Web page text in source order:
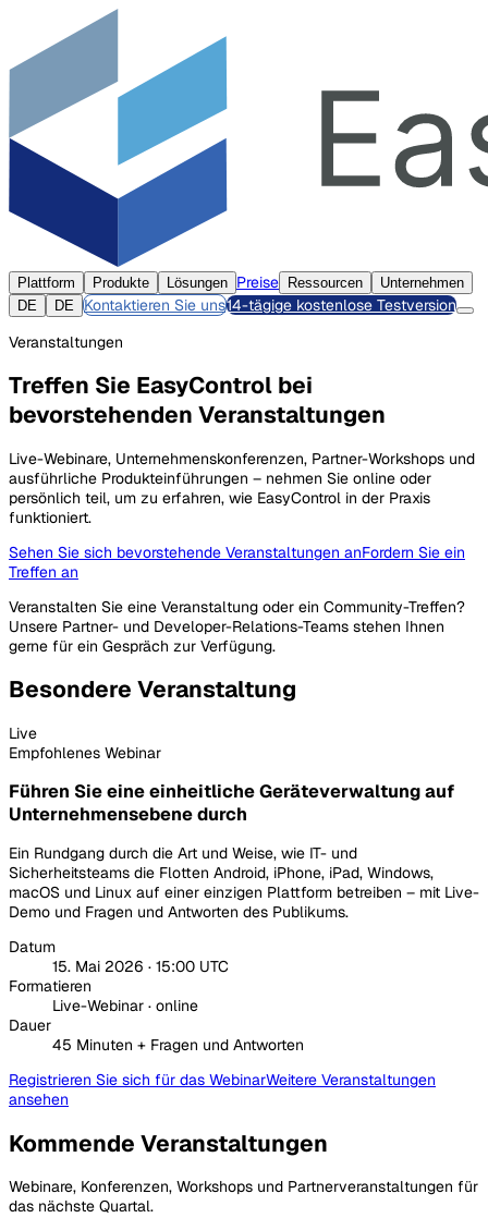
Plattform Produkte Lösungen Preise Ressourcen
Unternehmen
DE
DE Kontaktieren Sie uns14-tägige kostenlose Testversion
Veranstaltungen
Treffen Sie EasyControl bei
bevorstehenden Veranstaltungen
Live-Webinare, Unternehmenskonferenzen, Partner-Workshops und
ausführliche Produkteinführungen – nehmen Sie online oder
persönlich teil, um zu erfahren, wie EasyControl in der Praxis
funktioniert.
Sehen Sie sich bevorstehende Veranstaltungen anFordern Sie ein
Treffen an
Veranstalten Sie eine Veranstaltung oder ein Community-Treffen?
Unsere Partner- und Developer-Relations-Teams stehen Ihnen
gerne für ein Gespräch zur Verfügung.
Besondere Veranstaltung
Live
Empfohlenes Webinar
Führen Sie eine einheitliche Geräteverwaltung auf
Unternehmensebene durch
Ein Rundgang durch die Art und Weise, wie IT- und
Sicherheitsteams die Flotten Android, iPhone, iPad, Windows,
macOS und Linux auf einer einzigen Plattform betreiben – mit Live-
Demo und Fragen und Antworten des Publikums.
Datum
15. Mai 2026 · 15:00 UTC
Formatieren
Live-Webinar · online
Dauer
45 Minuten + Fragen und Antworten
Registrieren Sie sich für das WebinarWeitere Veranstaltungen
ansehen
Kommende Veranstaltungen
Webinare, Konferenzen, Workshops und Partnerveranstaltungen für
das nächste Quartal.